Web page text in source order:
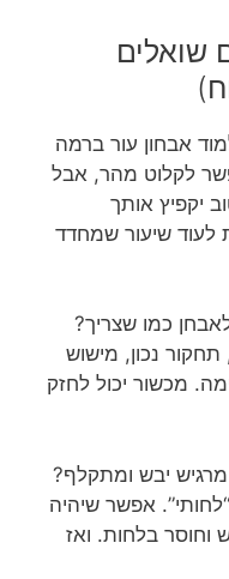
שואלים
אבחון עור ברמה
לקלוט מהר, אבל
יקפיץ אותך
לעוד שיעור שמחדד
כמו שצריך?
נכון, מישוש
מכשור יכול לחזק
יבש ומתקלף?
אפשר שיהיה
בלחות. ואז